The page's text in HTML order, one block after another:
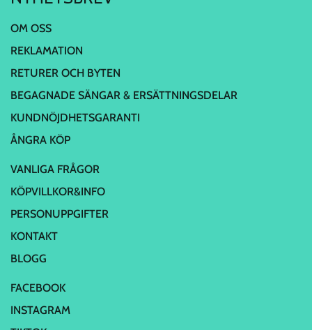
OM OSS
REKLAMATION
RETURER OCH BYTEN
BEGAGNADE SÄNGAR & ERSÄTTNINGSDELAR
KUNDNÖJDHETSGARANTI
ÅNGRA KÖP
VANLIGA FRÅGOR
KÖPVILLKOR&INFO
PERSONUPPGIFTER
KONTAKT
BLOGG
FACEBOOK
INSTAGRAM